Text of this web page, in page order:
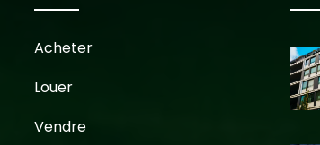
Acheter
Louer
Vendre